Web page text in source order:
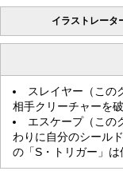
イラストレータ
スレイヤー（この
相手クリーチャーを破
エスケープ（この
わりに自分のシール
の「S・トリガー」は